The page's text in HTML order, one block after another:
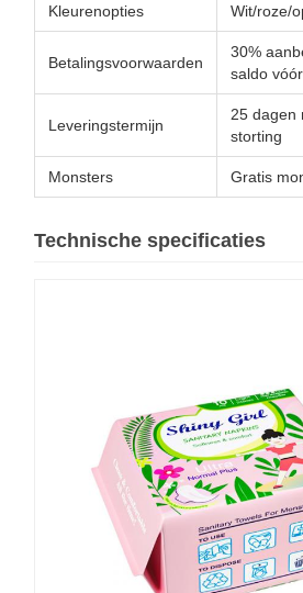
Kleurenopties Wit/roze/
Betalingsvoorwaarden
30%
saldo
Leveringstermijn
25 dagen
storting
Monsters Gratis
Technische specificaties